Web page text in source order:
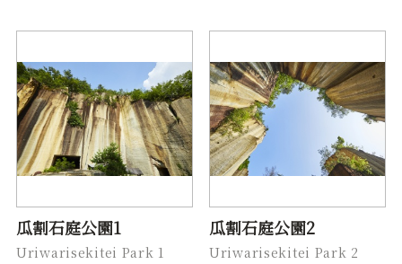
瓜割石庭公園1
Uriwarisekitei Park 1
瓜割石庭公園2
Uriwarisekitei Park 2